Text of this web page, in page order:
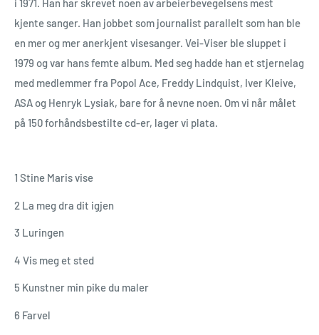
i 1971. Han har skrevet noen av arbeierbevegelsens mest
kjente sanger. Han jobbet som journalist parallelt som han ble
en mer og mer anerkjent visesanger. Vei-Viser ble sluppet i
1979 og var hans femte album. Med seg hadde han et stjernelag
med medlemmer fra Popol Ace, Freddy Lindquist, Iver Kleive,
ASA og Henryk Lysiak, bare for å nevne noen. Om vi når målet
på 150 forhåndsbestilte cd-er, lager vi plata.
1 Stine Maris vise
2 La meg dra dit igjen
3 Luringen
4 Vis meg et sted
5 Kunstner min pike du maler
6 Farvel